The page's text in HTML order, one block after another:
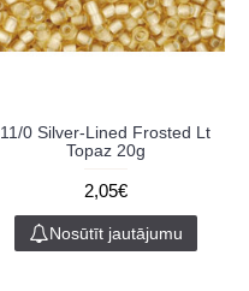
11/0 Silver-Lined Frosted Lt
Topaz 20g
2,05€
Nosūtīt jautājumu